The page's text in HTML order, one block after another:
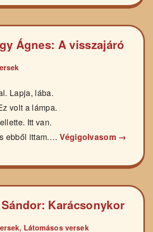
Ágnes: A visszajáró
Lapja, lába.
volt a lámpa.
Itt van.
ebből ittam.…Végigolvasom →
Karácsonykor
, Látomásos versek